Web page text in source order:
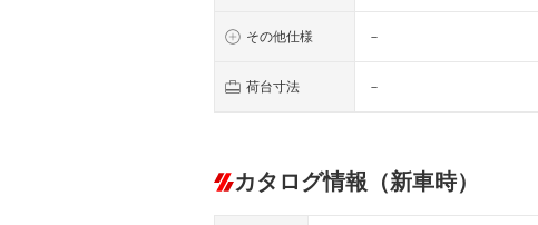
その他仕様 －
荷台寸法 －
カタログ情報（新車時）